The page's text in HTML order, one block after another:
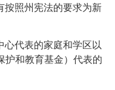
按照州宪法的要求为新
心代表的家庭和学区以
护和教育基金）代表的